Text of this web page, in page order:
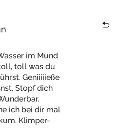
im Mund
toll was du
Geniiiiieße
Stopf dich
ich bei dir mal
Klimper-